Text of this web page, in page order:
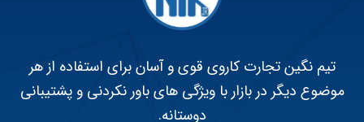
تیم نگین تجارت کاروی قوی و آسان برای استفاده از هر
موضوع دیگر در بازار با ویژگی های باور نکردنی و پشتیبانی
دوستانه.